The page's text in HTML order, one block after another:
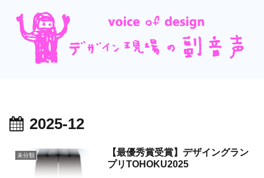
2025-12
未分類
【最優秀賞受賞】デザイングラン
プリTOHOKU2025